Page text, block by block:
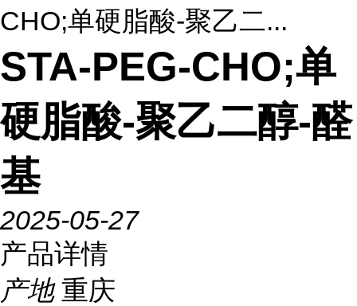
CHO;单硬脂酸-聚乙二...
STA-PEG-CHO;单
硬脂酸-聚乙二醇-醛
基
2025-05-27
产品详情
产地 重庆